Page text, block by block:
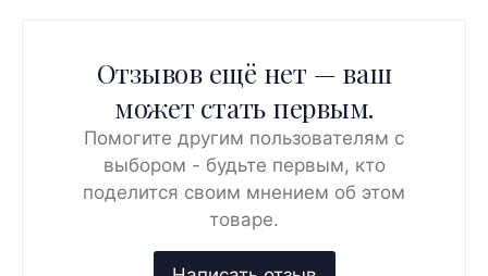
Отзывов ещё нет — ваш
может стать первым.
Помогите другим пользователям с
выбором - будьте первым, кто
поделится своим мнением об этом
товаре.